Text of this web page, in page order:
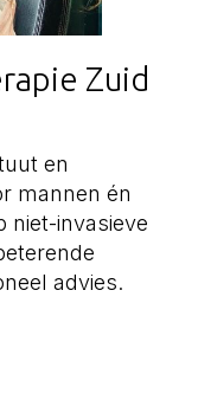
Zuid
en
mannen én
niet-invasieve
advies.